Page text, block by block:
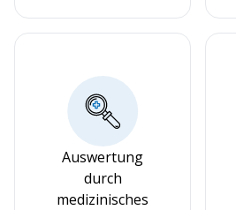
Auswertung
durch
medizinisches